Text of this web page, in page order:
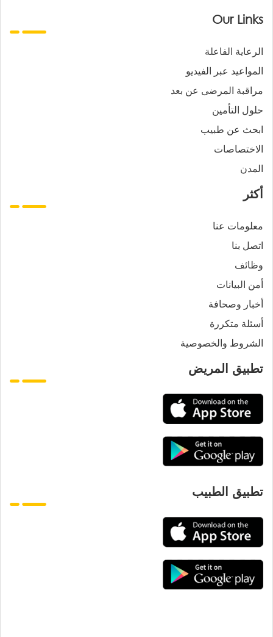
Our Links
الرعاية الفاعلة
المواعيد عبر الفيديو
مراقبة المرضى عن بعد
حلول التأمين
ابحث عن طبيب
الاختصاصات
المدن
أكثر
معلومات عنا
اتصل بنا
وظائف
أمن البيانات
أخبار وصحافة
أسئلة متكررة
الشروط والخصوصية
تطبيق المريض
تطبيق الطبيب